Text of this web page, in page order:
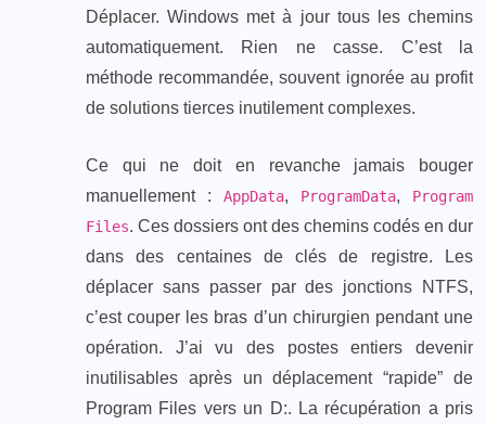
Déplacer. Windows met à jour tous les chemins
automatiquement. Rien ne casse. C’est la
méthode recommandée, souvent ignorée au profit
de solutions tierces inutilement complexes.
Ce qui ne doit en revanche jamais bouger
manuellement : AppData, ProgramData, Program
Files. Ces dossiers ont des chemins codés en dur
dans des centaines de clés de registre. Les
déplacer sans passer par des jonctions NTFS,
c’est couper les bras d’un chirurgien pendant une
opération. J’ai vu des postes entiers devenir
inutilisables après un déplacement “rapide” de
Program Files vers un D:. La récupération a pris